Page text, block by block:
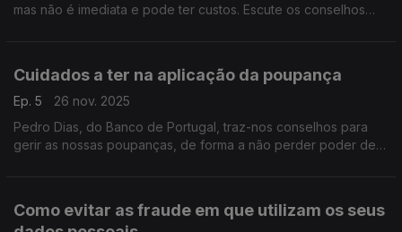
mas não é imediata e pode ter custos. Escute os conselhos
Cuidados a ter na aplicação da poupança
Ep. 5
26 nov. 2025
Pedro Dias, do Banco de Portugal, traz-nos conselhos para
gerir as nossas poupanças, de forma a não perder poder de
Como evitar as fraude em que utilizam os seus